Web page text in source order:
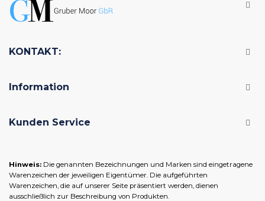
KONTAKT:
Information
Kunden Service
Hinweis: Die genannten Bezeichnungen und Marken sind eingetragene
Warenzeichen der jeweiligen Eigentümer. Die aufgeführten
Warenzeichen, die auf unserer Seite präsentiert werden, dienen
ausschließlich zur Beschreibung von Produkten.